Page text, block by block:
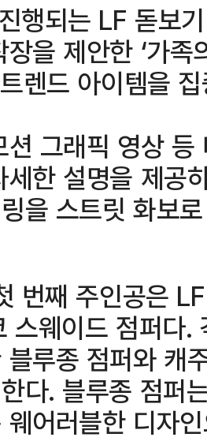
행되는 LF 돋보
을 제안한 ‘가족
렌드 아이템을
그래픽 영상
한 설명을 제공
을 스트릿 화보
번째 주인공은
스웨이드 점퍼다
루종 점퍼와 캐
다. 블루종 점퍼
어러블한 디자